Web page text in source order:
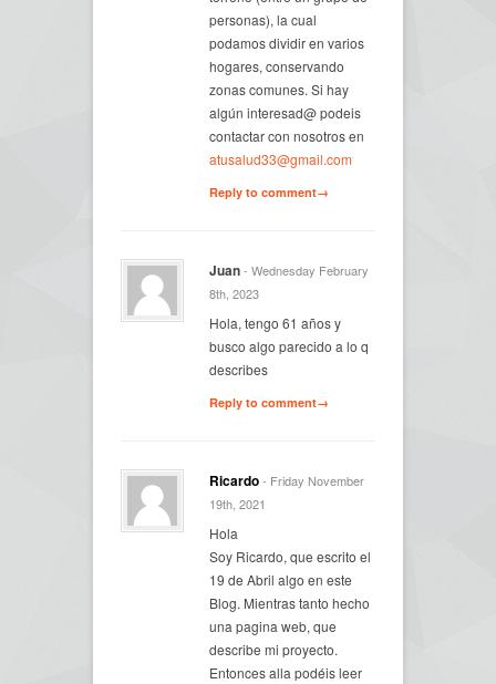
personas), la cual
podamos dividir en varios
hogares, conservando
zonas comunes. Si hay
algún interesad@ podeis
contactar con nosotros en
atusalud33@gmail.com
Reply to comment→
Juan- Wednesday February
8th, 2023
Hola, tengo 61 años y
busco algo parecido a lo q
describes
Reply to comment→
Ricardo- Friday November
19th, 2021
Hola
Soy Ricardo, que escrito el
19 de Abril algo en este
Blog. Mientras tanto hecho
una pagina web, que
describe mi proyecto.
Entonces alla podéis leer